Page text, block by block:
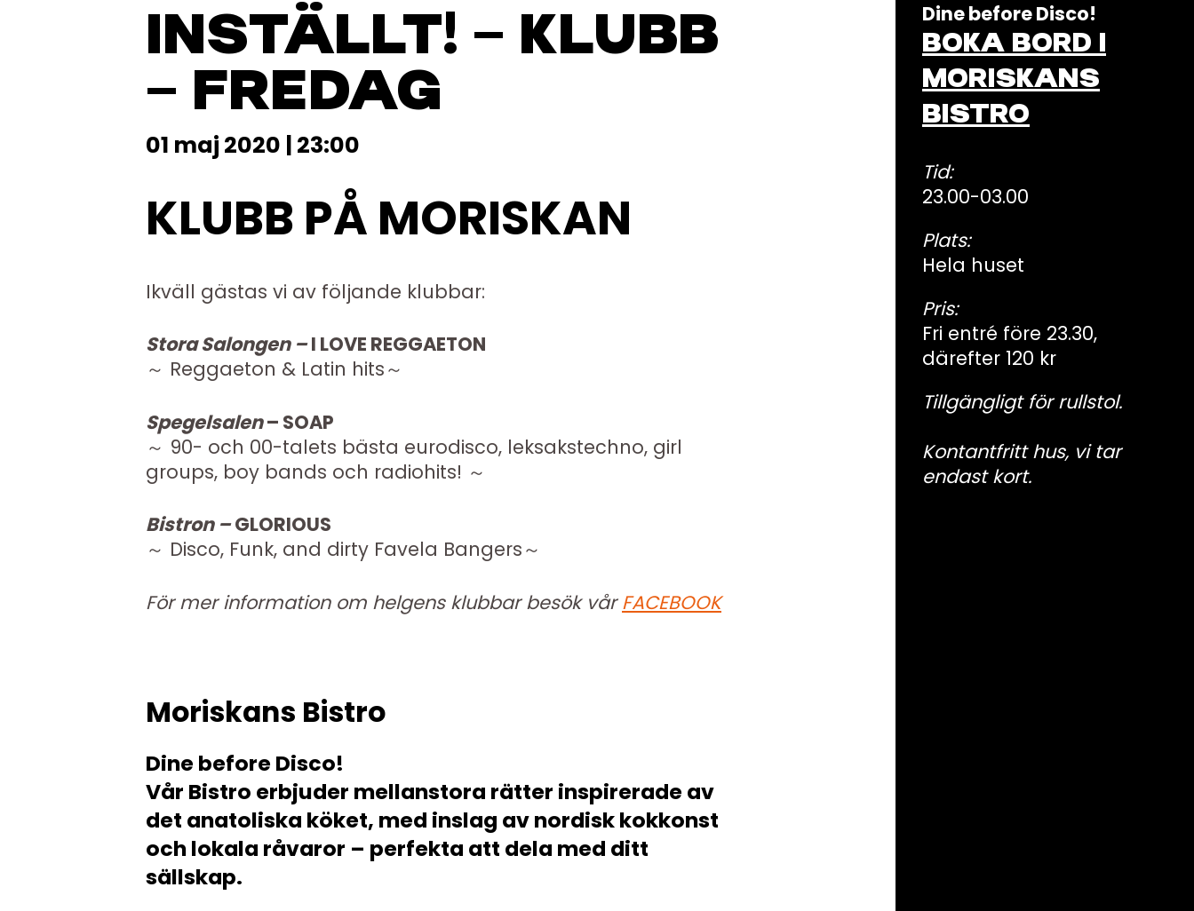
INSTÄLLT! – KLUBB
– FREDAG
01 maj 2020 | 23:00
KLUBB PÅ MORISKAN
Ikväll gästas vi av följande klubbar:
Stora Salongen –I LOVE REGGAETON
～ Reggaeton & Latin hits～
Spegelsalen– SOAP
～ 90- och 00-talets bästa eurodisco, leksakstechno, girl
groups, boy bands och radiohits! ～
Bistron –GLORIOUS
～ Disco, Funk, and dirty Favela Bangers～
För mer information om helgens klubbar besök vårFACEBOOK
Moriskans Bistro
Dine before Disco!
Vår Bistro erbjuder mellanstora rätter inspirerade av
det anatoliska köket, med inslag av nordisk kokkonst
och lokala råvaror – perfekta att dela med ditt
sällskap.
Dine before Disco!
BOKA BORD I
MORISKANS
BISTRO
Tid:
23.00-03.00
Plats:
Hela huset
Pris:
Fri entré före 23.30,
därefter 120 kr
Tillgängligt för rullstol.
Kontantfritt hus, vi tar
endast kort.